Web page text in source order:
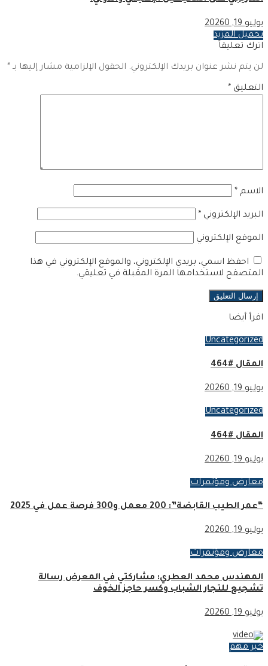
يوليو 19, 2026
0
تحميل المزيد
اترك تعليقاً
لن يتم نشر عنوان بريدك الإلكتروني. الحقول الإلزامية مشار إليها بـ *
التعليق *
الاسم *
البريد الإلكتروني *
الموقع الإلكتروني
احفظ اسمي، بريدي الإلكتروني، والموقع الإلكتروني في هذا
المتصفح لاستخدامها المرة المقبلة في تعليقي.
اقرأ أيضا
Uncategorized
المقال #464
يوليو 19, 2026 0
Uncategorized
المقال #464
يوليو 19, 2026 0
معارض ومؤتمرات
“عمر الطيب القابضة”: 200 معمل و300 فرصة عمل في 2025
يوليو 19, 2026 0
معارض ومؤتمرات
المهندس محمد العطري: مشاركتي في المعرض رسالة
تشجيع للتجار الشباب وكسر حاجز الخوف
يوليو 19, 2026 0
خبر مهم